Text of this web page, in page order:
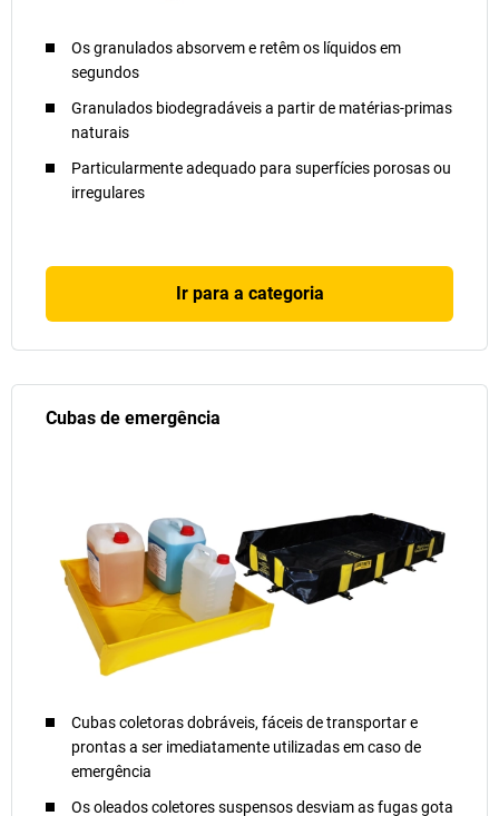
Os granulados absorvem e retêm os líquidos em
segundos
Granulados biodegradáveis a partir de matérias-primas
naturais
Particularmente adequado para superfícies porosas ou
irregulares
Ir para a categoria
Cubas de emergência
Cubas coletoras dobráveis, fáceis de transportar e
prontas a ser imediatamente utilizadas em caso de
emergência
Os oleados coletores suspensos desviam as fugas gota